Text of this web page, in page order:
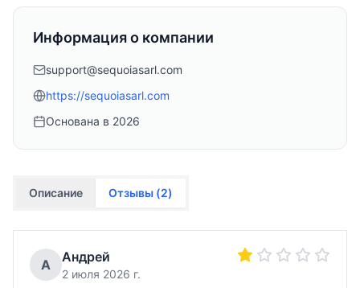
Информация о компании
support@sequoiasarl.com
https://sequoiasarl.com
Основана в 2026
Описание Отзывы (2)
А Андрей
2 июля 2026 г.